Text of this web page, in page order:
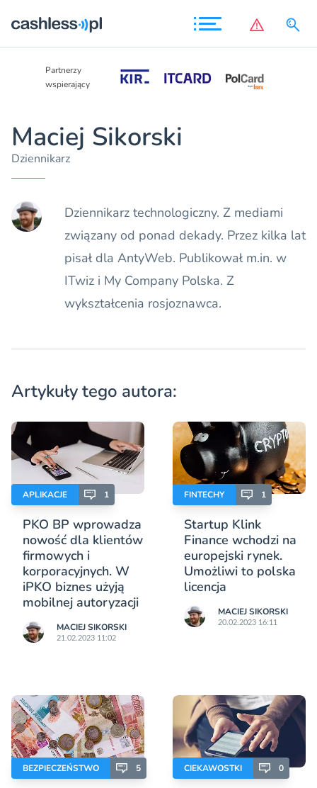
Partnerzy
wspierający
Maciej Sikorski
Dziennikarz
Dziennikarz technologiczny. Z mediami
związany od ponad dekady. Przez kilka lat
pisał dla AntyWeb. Publikował m.in. w
ITwiz i My Company Polska. Z
wykształcenia rosjoznawca.
Artykuły tego autora:
APLIKACJE 1
PKO BP wprowadza
nowość dla klientów
firmowych i
korporacyjnych. W
iPKO biznes użyją
mobilnej autoryzacji
MACIEJ SIKORSKI
21.02.2023 11:02
FINTECHY 1
Startup Klink
Finance wchodzi na
europejski rynek.
Umożliwi to polska
licencja
MACIEJ SIKORSKI
20.02.2023 16:11
BEZPIECZEŃSTWO 5 CIEKAWOSTKI 0